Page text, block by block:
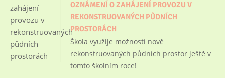
OZNÁMENÍ O ZAHÁJENÍ PROVOZU V
REKONSTRUOVANÝCH PŮDNÍCH
PROSTORÁCH
Škola využije možností nově
rekonstruovaných půdních prostor ještě v
tomto školním roce!